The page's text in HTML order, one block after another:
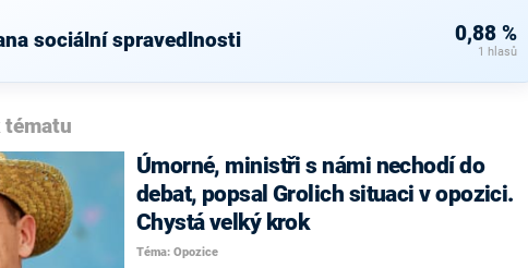
sociální spravedlnosti 0,88 %
1 hlasů
tématu
Úmorné, ministři s námi nechodí do
debat, popsal Grolich situaci v opozici.
Chystá velký krok
Téma: Opozice